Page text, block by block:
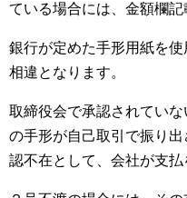
ている場合には、金額欄記
銀行が定めた手形用紙を
相違となります。
取締役会で承認されてい
の手形が自己取引で振り
認不在として、会社が支払